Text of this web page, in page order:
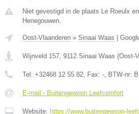
Niet gevestigd in de plaats Le Roeulx
Henegouwen.
Oost-Vlaanderen » Sinaai Waas
Wijnveld 157, 9112 Sinaai Waas (Oost-
Tel: +32468 12 55 82, Fax: -, BTW-nr:
E-mail › Buitengewoon Leefcomfort
Website: https://www.buitengewoon-